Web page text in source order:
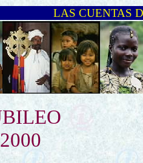
LAS CUENTAS
2000